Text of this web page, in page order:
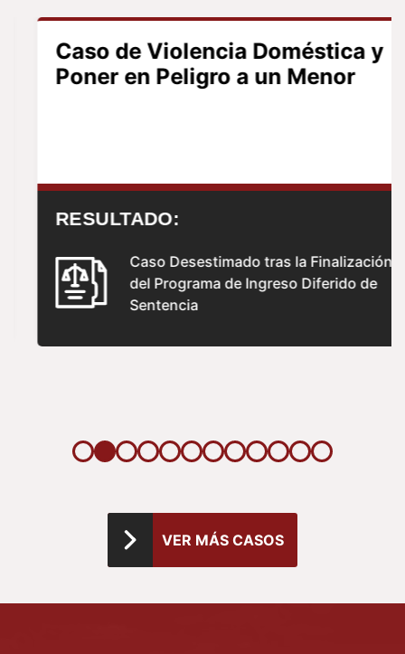
Caso de Violencia Doméstica y
Poner en Peligro a un Menor
RESULTADO:
Caso Desestimado tras la Finalización
del Programa de Ingreso Diferido de
Sentencia
VER MÁS CASOS